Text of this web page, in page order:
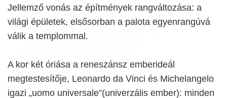
Jellemző vonás az építmények rangváltozása: a
világi épületek, elsősorban a palota egyenrangúvá
válik a templommal.
A kor két óriása a reneszánsz emberideál
megtestesítője, Leonardo da Vinci és Michelangelo
igazi „uomo universale”(univerzális ember): minden